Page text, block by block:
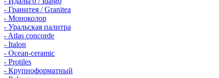
- Гранитея / Granitea
- Моноколор
- Уральская палитра
- Atlas concorde
- Italon
- Ocean-ceramic
- Protiles
- Крупноформатный